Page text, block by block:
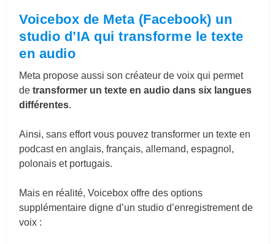
Voicebox de Meta (Facebook) un
studio d’IA qui transforme le texte
en audio
Meta propose aussi son créateur de voix qui permet
de transformer un texte en audio dans six langues
différentes.
Ainsi, sans effort vous pouvez transformer un texte en
podcast en anglais, français, allemand, espagnol,
polonais et portugais.
Mais en réalité, Voicebox offre des options
supplémentaire digne d’un studio d’enregistrement de
voix :